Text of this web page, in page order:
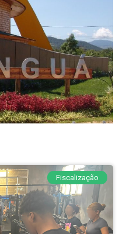
Fiscalização